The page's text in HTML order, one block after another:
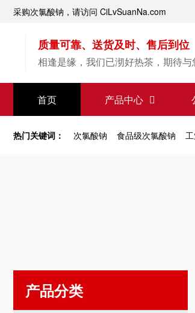
采购次氯酸钠，请访问 CiLvSuanNa.com
质量可靠、送货及时、售后到位
相逢是缘，我们已沏好热茶，期待
首页 产品中心
【次氯酸钠】源
专业经验，值得信赖
热门关键词： 次氯酸钠 食品级次氯酸钠
产品分类